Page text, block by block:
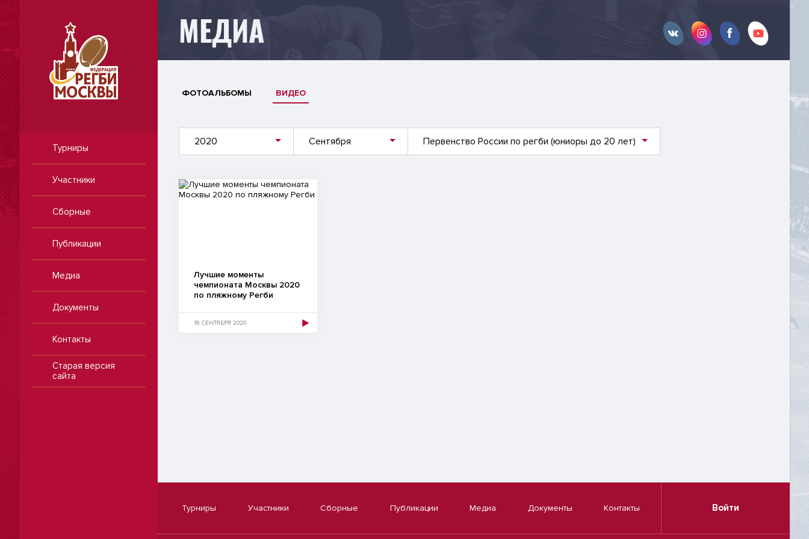
Турниры
Участники
Сборные
Публикации
Медиа
Документы
Контакты
Старая версия
сайта
МЕДИА
ФОТОАЛЬБОМЫ ВИДЕО
2020 Сентября Первенство России по регби (юниоры до 20 лет)
Видео
Лучшие моменты
чемпионата Москвы 2020
по пляжному Регби
18 СЕНТЯБРЯ 2020
Турниры Участники Сборные Публикации Медиа Документы Контакты Войти